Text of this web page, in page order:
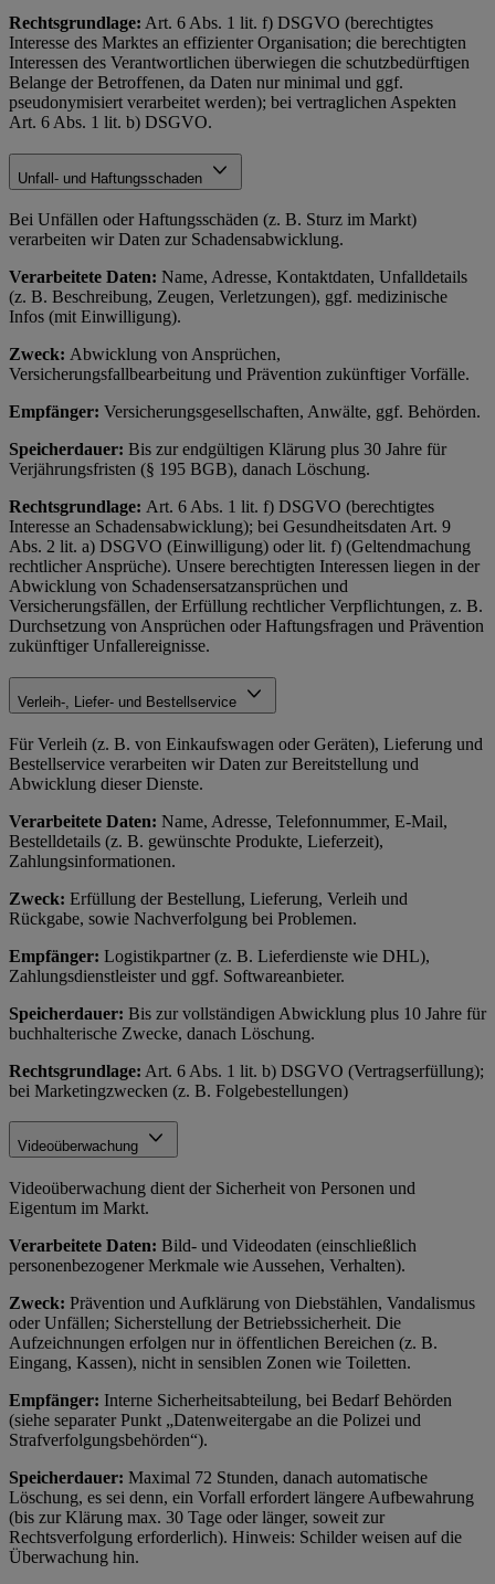
Rechtsgrundlage: Art. 6 Abs. 1 lit. f) DSGVO (berechtigtes
Interesse des Marktes an effizienter Organisation; die berechtigten
Interessen des Verantwortlichen überwiegen die schutzbedürftigen
Belange der Betroffenen, da Daten nur minimal und ggf.
pseudonymisiert verarbeitet werden); bei vertraglichen Aspekten
Art. 6 Abs. 1 lit. b) DSGVO.
Unfall- und Haftungsschaden
Bei Unfällen oder Haftungsschäden (z. B. Sturz im Markt)
verarbeiten wir Daten zur Schadensabwicklung.
Verarbeitete Daten: Name, Adresse, Kontaktdaten, Unfalldetails
(z. B. Beschreibung, Zeugen, Verletzungen), ggf. medizinische
Infos (mit Einwilligung).
Zweck: Abwicklung von Ansprüchen,
Versicherungsfallbearbeitung und Prävention zukünftiger Vorfälle.
Empfänger: Versicherungsgesellschaften, Anwälte, ggf. Behörden.
Speicherdauer: Bis zur endgültigen Klärung plus 30 Jahre für
Verjährungsfristen (§ 195 BGB), danach Löschung.
Rechtsgrundlage: Art. 6 Abs. 1 lit. f) DSGVO (berechtigtes
Interesse an Schadensabwicklung); bei Gesundheitsdaten Art. 9
Abs. 2 lit. a) DSGVO (Einwilligung) oder lit. f) (Geltendmachung
rechtlicher Ansprüche). Unsere berechtigten Interessen liegen in der
Abwicklung von Schadensersatzansprüchen und
Versicherungsfällen, der Erfüllung rechtlicher Verpflichtungen, z. B.
Durchsetzung von Ansprüchen oder Haftungsfragen und Prävention
zukünftiger Unfallereignisse.
Verleih-, Liefer- und Bestellservice
Für Verleih (z. B. von Einkaufswagen oder Geräten), Lieferung und
Bestellservice verarbeiten wir Daten zur Bereitstellung und
Abwicklung dieser Dienste.
Verarbeitete Daten: Name, Adresse, Telefonnummer, E-Mail,
Bestelldetails (z. B. gewünschte Produkte, Lieferzeit),
Zahlungsinformationen.
Zweck: Erfüllung der Bestellung, Lieferung, Verleih und
Rückgabe, sowie Nachverfolgung bei Problemen.
Empfänger: Logistikpartner (z. B. Lieferdienste wie DHL),
Zahlungsdienstleister und ggf. Softwareanbieter.
Speicherdauer: Bis zur vollständigen Abwicklung plus 10 Jahre für
buchhalterische Zwecke, danach Löschung.
Rechtsgrundlage: Art. 6 Abs. 1 lit. b) DSGVO (Vertragserfüllung);
bei Marketingzwecken (z. B. Folgebestellungen)
Videoüberwachung
Videoüberwachung dient der Sicherheit von Personen und
Eigentum im Markt.
Verarbeitete Daten: Bild- und Videodaten (einschließlich
personenbezogener Merkmale wie Aussehen, Verhalten).
Zweck: Prävention und Aufklärung von Diebstählen, Vandalismus
oder Unfällen; Sicherstellung der Betriebssicherheit. Die
Aufzeichnungen erfolgen nur in öffentlichen Bereichen (z. B.
Eingang, Kassen), nicht in sensiblen Zonen wie Toiletten.
Empfänger: Interne Sicherheitsabteilung, bei Bedarf Behörden
(siehe separater Punkt „Datenweitergabe an die Polizei und
Strafverfolgungsbehörden“).
Speicherdauer: Maximal 72 Stunden, danach automatische
Löschung, es sei denn, ein Vorfall erfordert längere Aufbewahrung
(bis zur Klärung max. 30 Tage oder länger, soweit zur
Rechtsverfolgung erforderlich). Hinweis: Schilder weisen auf die
Überwachung hin.